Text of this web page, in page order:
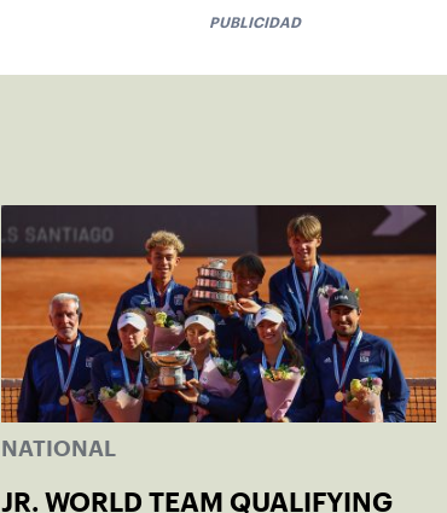
PUBLICIDAD
NATIONAL
JR. WORLD TEAM QUALIFYING